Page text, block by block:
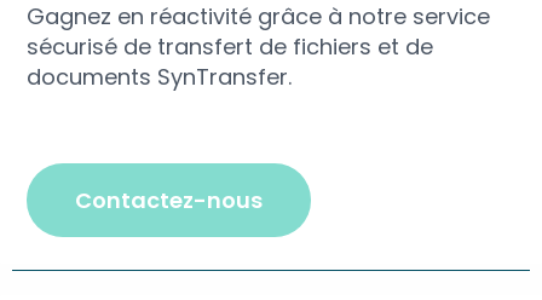
Gagnez en réactivité grâce à notre service
sécurisé de transfert de fichiers et de
documents SynTransfer.
contactez-nous